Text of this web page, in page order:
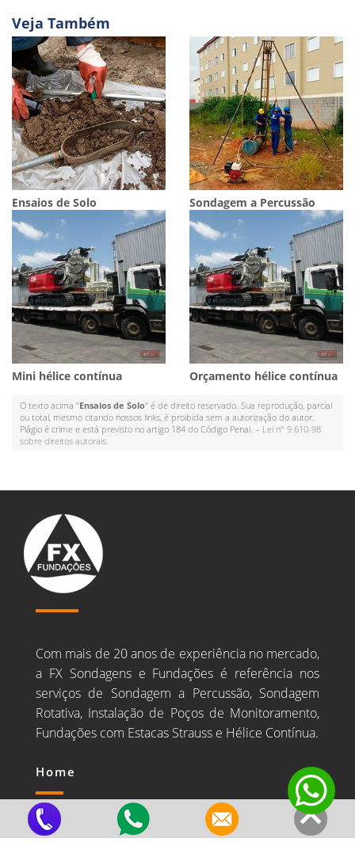
Veja Também
Ensaios de Solo Sondagem a Percussão
Mini hélice contínua Orçamento hélice contínua
O texto acima "Ensaios de Solo" é de direito reservado. Sua reprodução, parcial
ou total, mesmo citando nossos links, é proibida sem a autorização do autor.
Plágio é crime e está previsto no artigo 184 do Código Penal. – Lei n° 9.610-98
sobre direitos autorais
Com mais de 20 anos de experiência no mercado,
a FX Sondagens e Fundações é referência nos
serviços de Sondagem a Percussão, Sondagem
Rotativa, Instalação de Poços de Monitoramento,
Fundações com Estacas Strauss e Hélice Contínua.
Home
Estrutura e Equipe
Valores